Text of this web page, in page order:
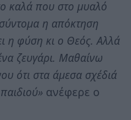
καλά που στο μυαλό
η απόκτηση
η φύση κι ο Θεός. Αλλά
ζευγάρι. Μαθαίνω
ότι στα άμεσα σχέδιά
ανέφερε ο